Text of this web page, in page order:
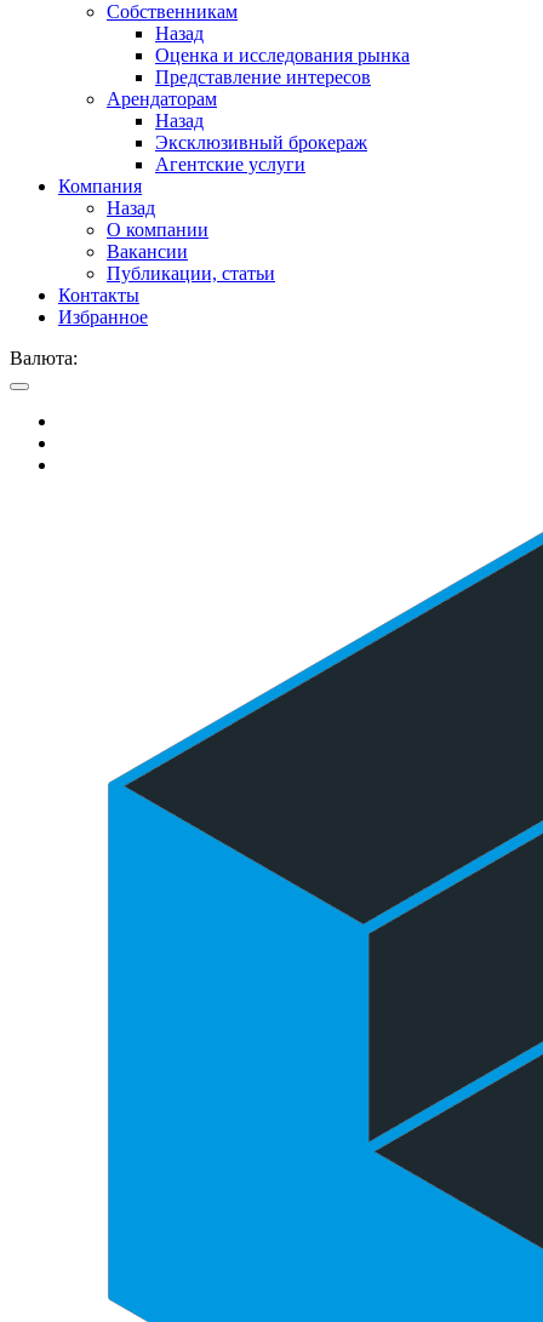
Собственникам
Назад
Оценка и исследования рынка
Представление интересов
Арендаторам
Назад
Эксклюзивный брокераж
Агентские услуги
Компания
Назад
О компании
Вакансии
Публикации, статьи
Контакты
Избранное
Валюта: